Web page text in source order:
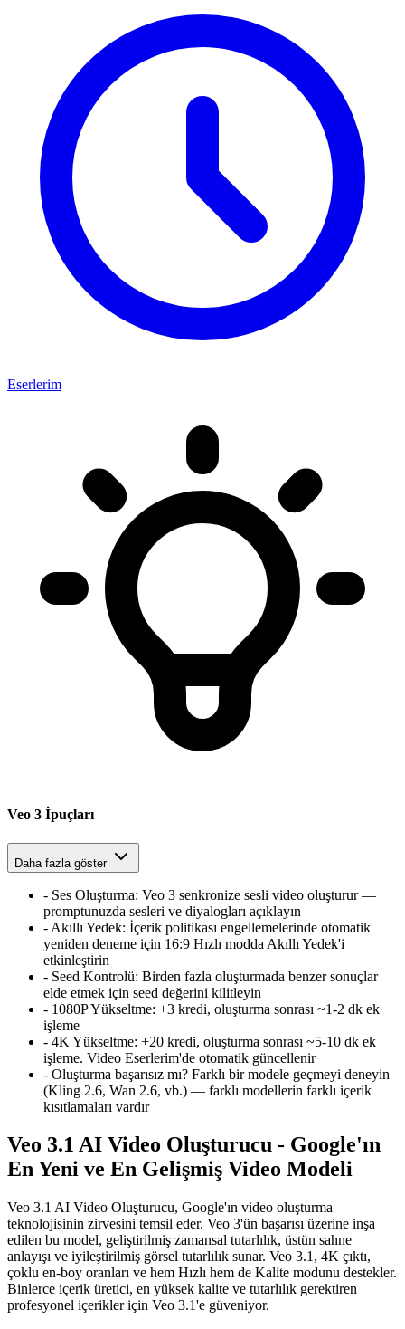
Eserlerim
Veo 3 İpuçları
Daha fazla göster
- Ses Oluşturma: Veo 3 senkronize sesli video oluşturur —
promptunuzda sesleri ve diyalogları açıklayın
- Akıllı Yedek: İçerik politikası engellemelerinde otomatik
yeniden deneme için 16:9 Hızlı modda Akıllı Yedek'i
etkinleştirin
- Seed Kontrolü: Birden fazla oluşturmada benzer sonuçlar
elde etmek için seed değerini kilitleyin
- 1080P Yükseltme: +3 kredi, oluşturma sonrası ~1-2 dk ek
işleme
- 4K Yükseltme: +20 kredi, oluşturma sonrası ~5-10 dk ek
işleme. Video Eserlerim'de otomatik güncellenir
- Oluşturma başarısız mı? Farklı bir modele geçmeyi deneyin
(Kling 2.6, Wan 2.6, vb.) — farklı modellerin farklı içerik
kısıtlamaları vardır
Veo 3.1 AI Video Oluşturucu - Google'ın
En Yeni ve En Gelişmiş Video Modeli
Veo 3.1 AI Video Oluşturucu, Google'ın video oluşturma
teknolojisinin zirvesini temsil eder. Veo 3'ün başarısı üzerine inşa
edilen bu model, geliştirilmiş zamansal tutarlılık, üstün sahne
anlayışı ve iyileştirilmiş görsel tutarlılık sunar. Veo 3.1, 4K çıktı,
çoklu en-boy oranları ve hem Hızlı hem de Kalite modunu destekler.
Binlerce içerik üretici, en yüksek kalite ve tutarlılık gerektiren
profesyonel içerikler için Veo 3.1'e güveniyor.